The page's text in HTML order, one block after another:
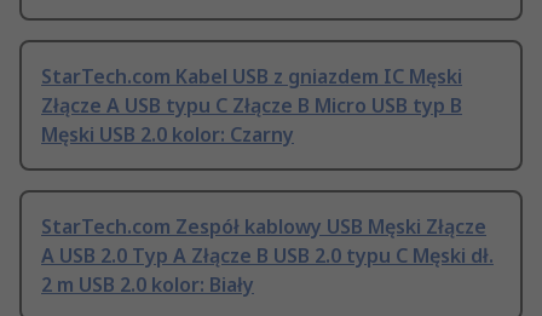
StarTech.com Kabel USB z gniazdem IC Męski
Złącze A USB typu C Złącze B Micro USB typ B
Męski USB 2.0 kolor: Czarny
StarTech.com Zespół kablowy USB Męski Złącze
A USB 2.0 Typ A Złącze B USB 2.0 typu C Męski dł.
2 m USB 2.0 kolor: Biały